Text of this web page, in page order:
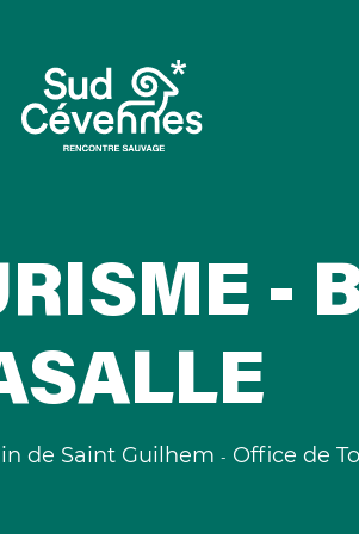
-
de Saint Guilhem Office de